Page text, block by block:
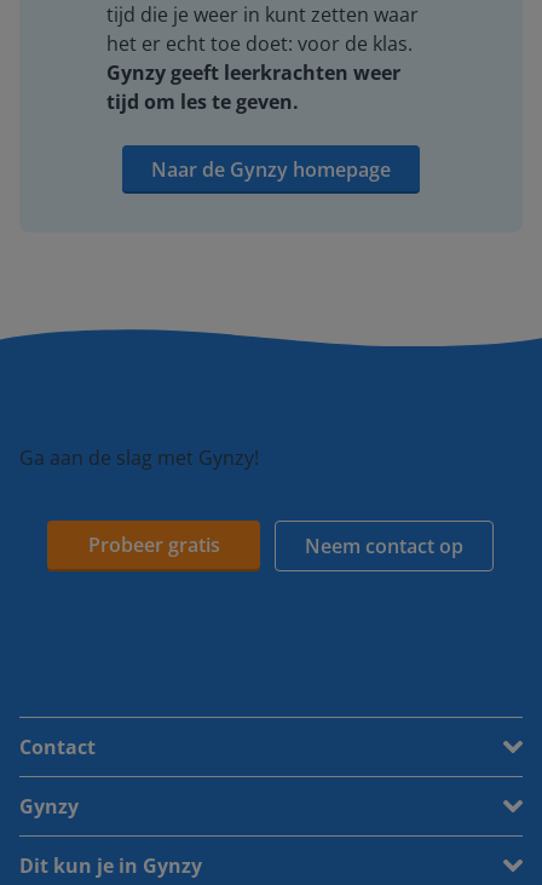
tijd die je weer in kunt zetten waar
het er echt toe doet: voor de klas.
Gynzy geeft leerkrachten weer
tijd om les te geven.
Naar de Gynzy homepage
Ga aan de slag met Gynzy!
Probeer gratis Neem contact op
Contact
Gynzy
Dit kun je in Gynzy